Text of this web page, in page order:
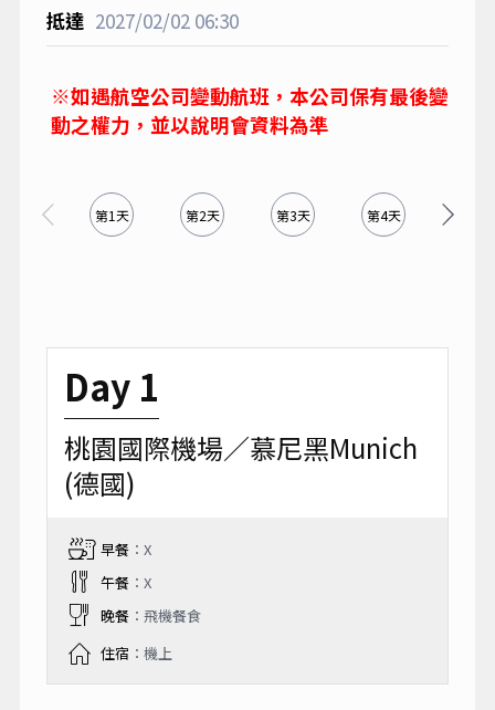
2027/02/0206:30
※如遇航空公司變動航班，本公司保有最後變
動之權力，並以說明會資料為準
第1天 第2天 第3天 第4天
Day 1
桃園國際機場／慕尼黑Munich
(德國)
早餐：X
午餐：X
晚餐：飛機餐食
住宿 ：機上